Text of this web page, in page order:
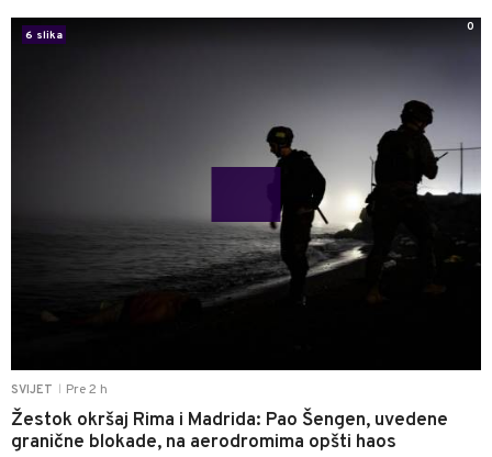
SVIJET Pre 2 h
Žestok okršaj Rima i Madrida: Pao Šengen, uvedene
granične blokade, na aerodromima opšti haos
6 slika
0